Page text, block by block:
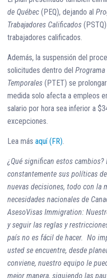
de Québec (PEQ), dejando al
Trabajadores Calificados
trabajadores calificados.
Además, la suspensión del
solicitudes dentro del Programa
Temporales (PTET) se
medida solo afecta a empleos
salario por hora sea inferior a
excepciones.
Lea más aquí (FR).
¿Qué significan estos cambios?
constantemente sus políticas
nuevas decisiones, todo con la
necesidades nacionales de
AsesoVisas Immigration:
y seguir las reglas y
país no es fácil de hacer. No
usted se encuentre, desde
conviene, nuestro equipo le
mejor manera, siguiendo las